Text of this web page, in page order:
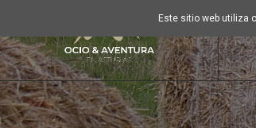
Este sitio web utiliza